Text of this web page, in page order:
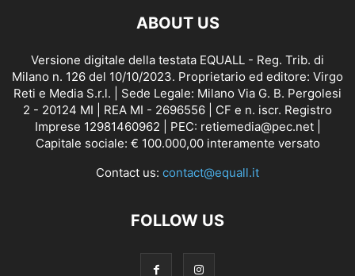
ABOUT US
Versione digitale della testata EQUALL - Reg. Trib. di
Milano n. 126 del 10/10/2023. Proprietario ed editore: Virgo
Reti e Media S.r.l. | Sede Legale: Milano Via G. B. Pergolesi
2 - 20124 MI | REA MI - 2696556 | CF e n. iscr. Registro
Imprese 12981460962 | PEC: retiemedia@pec.net |
Capitale sociale: € 100.000,00 interamente versato
Contact us: contact@equall.it
FOLLOW US